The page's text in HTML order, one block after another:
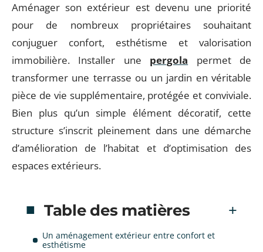
Aménager son extérieur est devenu une priorité
pour de nombreux propriétaires souhaitant
conjuguer confort, esthétisme et valorisation
immobilière. Installer une pergola permet de
transformer une terrasse ou un jardin en véritable
pièce de vie supplémentaire, protégée et conviviale.
Bien plus qu’un simple élément décoratif, cette
structure s’inscrit pleinement dans une démarche
d’amélioration de l’habitat et d’optimisation des
espaces extérieurs.
Table des matières
Un aménagement extérieur entre confort et
esthétisme